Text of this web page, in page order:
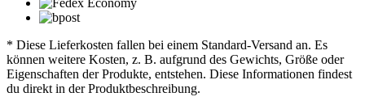
* Diese Lieferkosten fallen bei einem Standard-Versand an. Es
können weitere Kosten, z. B. aufgrund des Gewichts, Größe oder
Eigenschaften der Produkte, entstehen. Diese Informationen findest
du direkt in der Produktbeschreibung.